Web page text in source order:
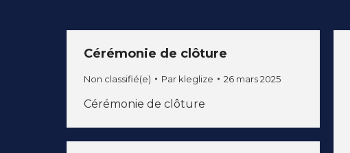
Cérémonie de clôture
Non classifié(e) Par kleglize 26 mars 2025
Cérémonie de clôture